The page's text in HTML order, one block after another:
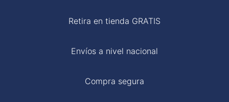
Retira en tienda GRATIS
Envíos a nivel nacional
Compra segura